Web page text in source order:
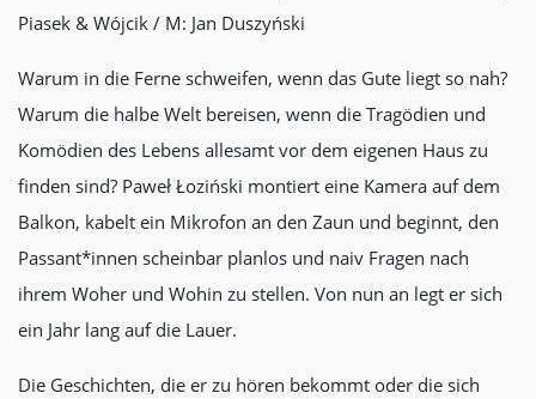
Piasek & Wójcik / M: Jan Duszyński
Warum in die Ferne schweifen, wenn das Gute liegt so nah?
Warum die halbe Welt bereisen, wenn die Tragödien und
Komödien des Lebens allesamt vor dem eigenen Haus zu
finden sind? Paweł Łoziński montiert eine Kamera auf dem
Balkon, kabelt ein Mikrofon an den Zaun und beginnt, den
Passant*innen scheinbar planlos und naiv Fragen nach
ihrem Woher und Wohin zu stellen. Von nun an legt er sich
ein Jahr lang auf die Lauer.
Die Geschichten, die er zu hören bekommt oder die sich